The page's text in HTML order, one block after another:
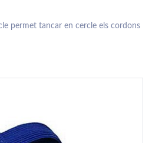
permet tancar en cercle els cordons